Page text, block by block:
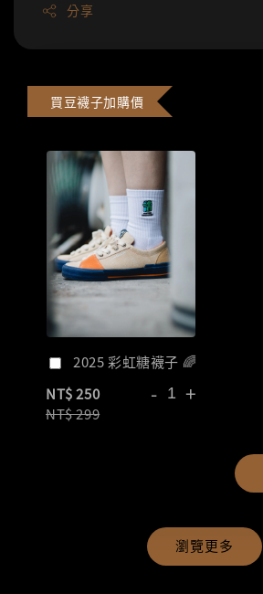
分享
買豆襪子加購價
2025 彩虹糖襪子 🌈
NT$ 250
NT$ 299
- +
瀏覽更多